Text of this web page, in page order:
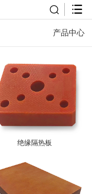
产品中心
绝缘隔热板